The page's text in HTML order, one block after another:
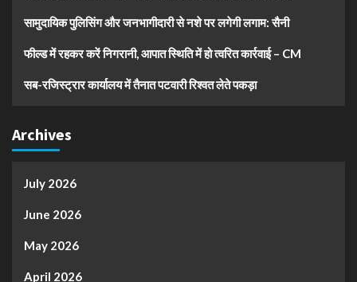
सामुदायिक पुलिसिंग और जनभागीदारी से नशे पर लगेगी लगाम: सैनी
फील्ड में रहकर करें निगरानी, आपात स्थिति में हो त्वरित कार्रवाई – CM
सब-रजिस्ट्रार कार्यालय में तैनात पटवारी रिश्वत लेते पकड़ा
Archives
July 2026
June 2026
May 2026
April 2026